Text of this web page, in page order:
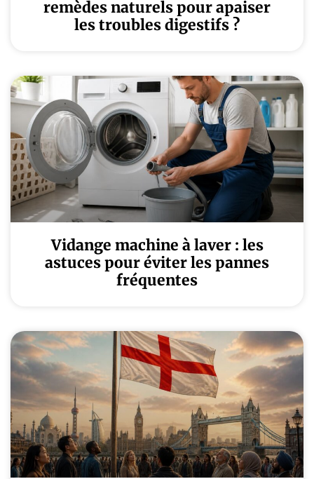
remèdes naturels pour apaiser
les troubles digestifs ?
Vidange machine à laver : les
astuces pour éviter les pannes
fréquentes